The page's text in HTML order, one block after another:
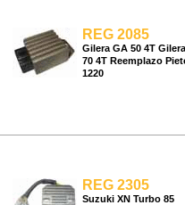
REG 2085
Gilera GA 50 4T
70 4T Reemplazo
1220
REG 2305
Suzuki XN Turbo 85